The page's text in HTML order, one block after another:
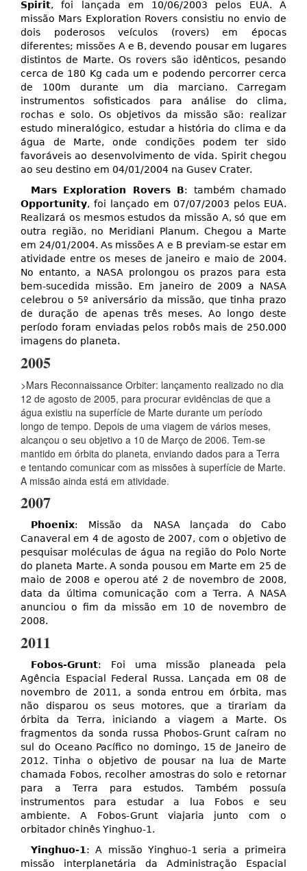
Spirit, foi lançada em 10/06/2003 pelos EUA. A
missão Mars Exploration Rovers consistiu no envio de
dois poderosos veículos (rovers) em épocas
diferentes; missões A e B, devendo pousar em lugares
distintos de Marte. Os rovers são idênticos, pesando
cerca de 180 Kg cada um e podendo percorrer cerca
de 100m durante um dia marciano. Carregam
instrumentos sofisticados para análise do clima,
rochas e solo. Os objetivos da missão são: realizar
estudo mineralógico, estudar a história do clima e da
água de Marte, onde condições podem ter sido
favoráveis ao desenvolvimento de vida. Spirit chegou
ao seu destino em 04/01/2004 na Gusev Crater.
Mars Exploration Rovers B: também chamado
Opportunity, foi lançado em 07/07/2003 pelos EUA.
Realizará os mesmos estudos da missão A, só que em
outra região, no Meridiani Planum. Chegou a Marte
em 24/01/2004. As missões A e B previam-se estar em
atividade entre os meses de janeiro e maio de 2004.
No entanto, a NASA prolongou os prazos para esta
bem-sucedida missão. Em janeiro de 2009 a NASA
celebrou o 5º aniversário da missão, que tinha prazo
de duração de apenas três meses. Ao longo deste
período foram enviadas pelos robôs mais de 250.000
imagens do planeta.
2005
>Mars Reconnaissance Orbiter: lançamento realizado no dia
12 de agosto de 2005, para procurar evidências de que a
água existiu na superfície de Marte durante um período
longo de tempo. Depois de uma viagem de vários meses,
alcançou o seu objetivo a 10 de Março de 2006. Tem-se
mantido em órbita do planeta, enviando dados para a Terra
e tentando comunicar com as missões à superfície de Marte.
A missão ainda está em atividade.
2007
Phoenix: Missão da NASA lançada do Cabo
Canaveral em 4 de agosto de 2007, com o objetivo de
pesquisar moléculas de água na região do Polo Norte
do planeta Marte. A sonda pousou em Marte em 25 de
maio de 2008 e operou até 2 de novembro de 2008,
data da última comunicação com a Terra. A NASA
anunciou o fim da missão em 10 de novembro de
2008.
2011
Fobos-Grunt: Foi uma missão planeada pela
Agência Espacial Federal Russa. Lançada em 08 de
novembro de 2011, a sonda entrou em órbita, mas
não disparou os seus motores, que a tirariam da
órbita da Terra, iniciando a viagem a Marte. Os
fragmentos da sonda russa Phobos-Grunt caíram no
sul do Oceano Pacífico no domingo, 15 de Janeiro de
2012. Tinha o objetivo de pousar na lua de Marte
chamada Fobos, recolher amostras do solo e retornar
para a Terra para estudos. Também possuía
instrumentos para estudar a lua Fobos e seu
ambiente. A Fobos-Grunt viajaria junto com o
orbitador chinês Yinghuo-1.
Yinghuo-1: A missão Yinghuo-1 seria a primeira
missão interplanetária da Administração Espacial